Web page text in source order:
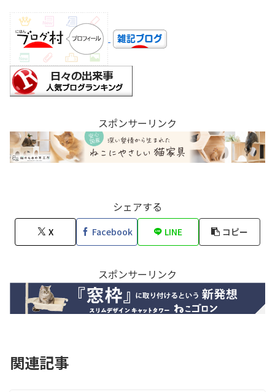
スポンサーリンク
シェアする
X Facebook LINE コピー
スポンサーリンク
関連記事